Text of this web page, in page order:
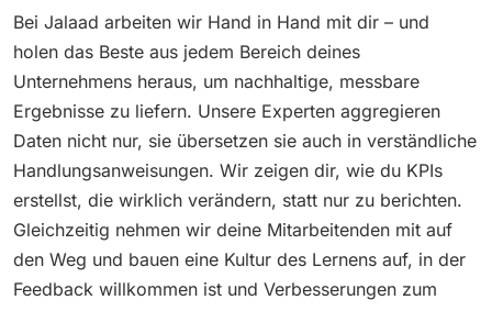
Bei Jalaad arbeiten wir Hand in Hand mit dir – und
holen das Beste aus jedem Bereich deines
Unternehmens heraus, um nachhaltige, messbare
Ergebnisse zu liefern. Unsere Experten aggregieren
Daten nicht nur, sie übersetzen sie auch in verständliche
Handlungsanweisungen. Wir zeigen dir, wie du KPIs
erstellst, die wirklich verändern, statt nur zu berichten.
Gleichzeitig nehmen wir deine Mitarbeitenden mit auf
den Weg und bauen eine Kultur des Lernens auf, in der
Feedback willkommen ist und Verbesserungen zum